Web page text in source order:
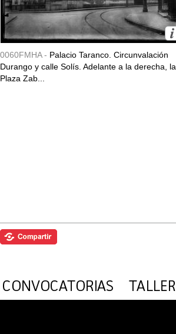
0060FMHA - Palacio Taranco. Circunvalación
Durango y calle Solís. Adelante a la derecha, la
Plaza Zab...